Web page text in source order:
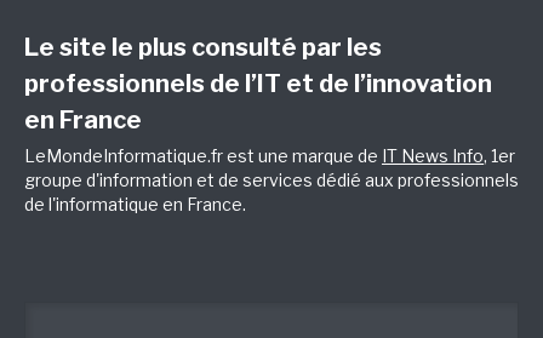
Le site le plus consulté par les
professionnels de l’IT et de l’innovation
en France
LeMondeInformatique.fr est une marque de IT News Info, 1er
groupe d'information et de services dédié aux professionnels
de l'informatique en France.